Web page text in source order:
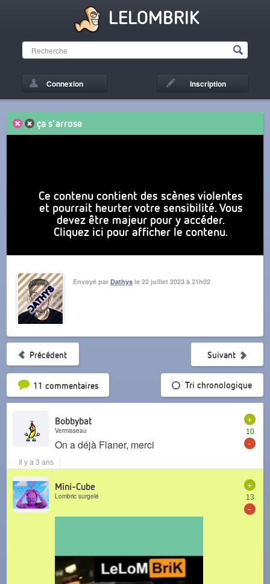
LELOMBRIK
Connexion Inscription
ça s'arrose
Ce contenu contient des scènes violentes
et pourrait heurter votre sensibilité. Vous
devez être majeur pour y accéder.
Cliquez ici pour afficher le contenu.
Envoyé parDathys le 22 juillet 2023 à 21h02
Précédent
11 commentairesTri par popularité Tri chronologique
Suivant
+
10
-
Bobbybat
Vermisseau
On a déjà Flaner, merci
Il y a 3 ans
+
13
-
Mini-Cube
Lombric surgelé